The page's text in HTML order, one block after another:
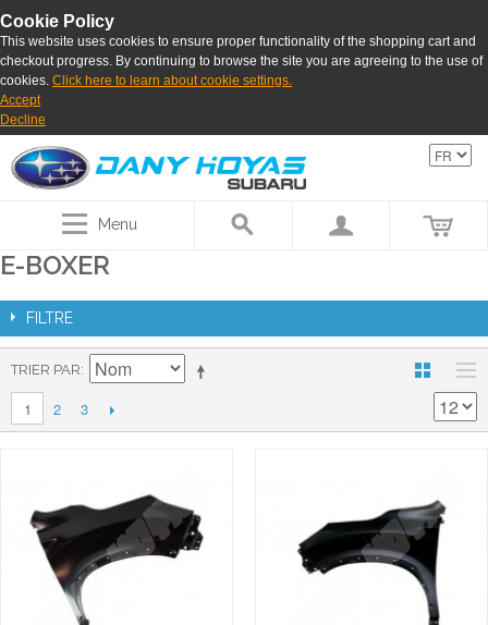
Cookie Policy
This website uses cookies to ensure proper functionality of the shopping cart and
checkout progress. By continuing to browse the site you are agreeing to the use of
cookies. Click here to learn about cookie settings.
Accept
Decline
Menu
E-BOXER
FILTRE
TRIER PAR
1 2 3